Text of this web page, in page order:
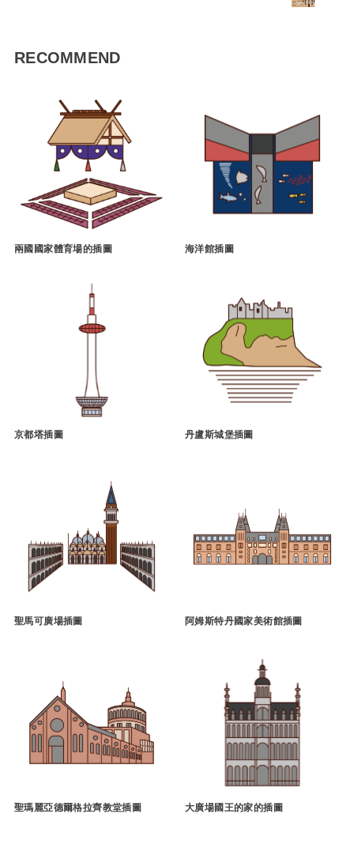
RECOMMEND
兩國國家體育場的插圖 海洋館插圖
京都塔插圖 丹盧斯城堡插圖
聖馬可廣場插圖 阿姆斯特丹國家美術館插圖
聖瑪麗亞德爾格拉齊教堂插圖 大廣場國王的家的插圖